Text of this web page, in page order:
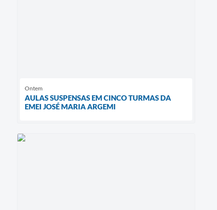
Ontem
AULAS SUSPENSAS EM CINCO TURMAS DA
EMEI JOSÉ MARIA ARGEMI